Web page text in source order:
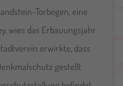
Torbogen, eine
wies das Erbauungsjahr
erwirkte, dass
gestellt